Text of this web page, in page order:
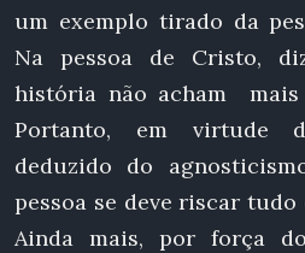
um exemplo tirado da
Na pessoa de Cristo,
história não acham mais
Portanto, em virtude
deduzido do
pessoa se deve riscar tudo
Ainda mais, por força